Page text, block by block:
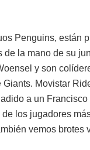
Penguins, están
de la mano de su
y son
Giants. Movistar
a un Francisco
los jugadores
vemos brotes